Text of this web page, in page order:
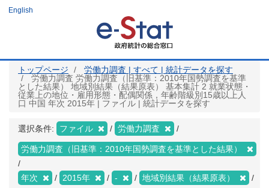
ツ
English
トップページ
労働力調査 | すべて | 統計データを探す
労働力調査 労働力調査（旧基準：2010年国勢調査を基準
とした結果） 地域別結果（結果原表） 基本集計 2 就業状態・
従業上の地位・雇用形態・配偶関係，年齢階級別15歳以上人
口 中国 年次 2015年 | ファイル | 統計データを探す
選択条件: ファイル 労働力調査
労働力調査（旧基準：2010年国勢調査を基準とした結果）
年次 2015年 - 地域別結果（結果原表）